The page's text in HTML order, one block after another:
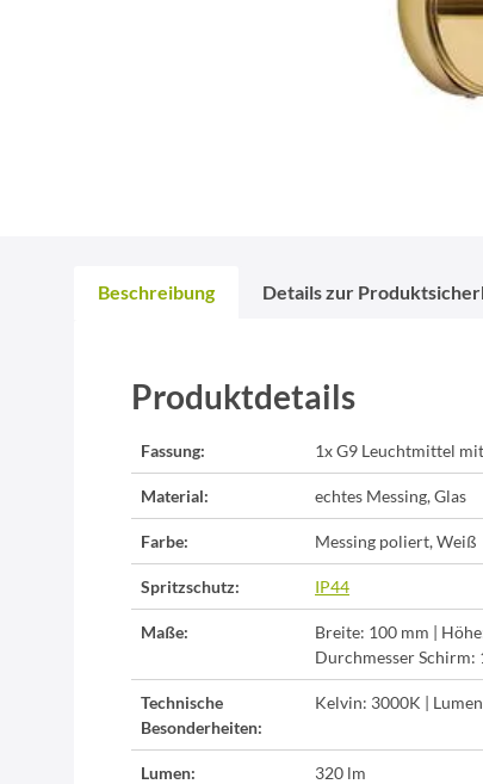
Beschreibung Details zur
Produktdetails
Fassung: 1x G9 Leuchtmittel
Material: echtes Messing, Glas
Farbe: Messing poliert, Weiß
Spritzschutz: IP44
Maße:
Breite: 100 mm |
Durchmesser Schirm:
Technische
Besonderheiten:
Kelvin: 3000K |
Lumen: 320 lm